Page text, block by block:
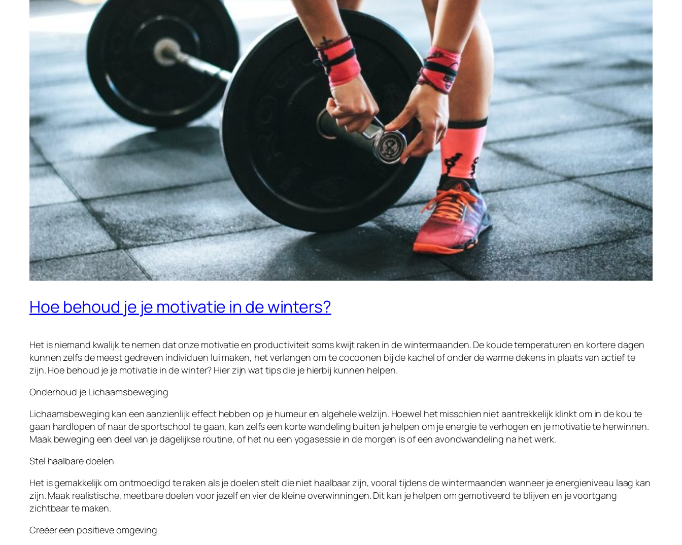
Hoe behoud je je motivatie in de winters?
Het is niemand kwalijk te nemen dat onze motivatie en productiviteit soms kwijt raken in de wintermaanden. De koude temperaturen en kortere dagen
kunnen zelfs de meest gedreven individuen lui maken, het verlangen om te cocoonen bij de kachel of onder de warme dekens in plaats van actief te
zijn. Hoe behoud je je motivatie in de winter? Hier zijn wat tips die je hierbij kunnen helpen.
Onderhoud je Lichaamsbeweging
Lichaamsbeweging kan een aanzienlijk effect hebben op je humeur en algehele welzijn. Hoewel het misschien niet aantrekkelijk klinkt om in de kou te
gaan hardlopen of naar de sportschool te gaan, kan zelfs een korte wandeling buiten je helpen om je energie te verhogen en je motivatie te herwinnen.
Maak beweging een deel van je dagelijkse routine, of het nu een yogasessie in de morgen is of een avondwandeling na het werk.
Stel haalbare doelen
Het is gemakkelijk om ontmoedigd te raken als je doelen stelt die niet haalbaar zijn, vooral tijdens de wintermaanden wanneer je energieniveau laag kan
zijn. Maak realistische, meetbare doelen voor jezelf en vier de kleine overwinningen. Dit kan je helpen om gemotiveerd te blijven en je voortgang
zichtbaar te maken.
Creëer een positieve omgeving